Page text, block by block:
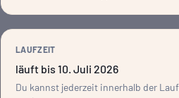
LAUFZEIT
läuft bis 10. Juli 2026
Du kannst jederzeit innerhalb der